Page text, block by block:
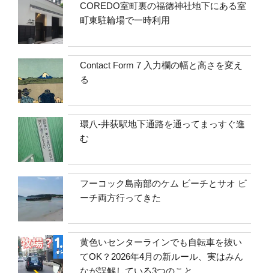
COREDO室町裏の福徳神社地下にある室
町東駐輪場で一時利用
Contact Form 7 入力欄の幅と高さを変え
る
環八-井荻駅地下通路を通ってまっすぐ進
む
フーコック島南部のケム ビーチとサオ ビ
ーチ両方行ってきた
黄色いセンターラインでも自転車を抜い
てOK？2026年4月の新ルール、実はみん